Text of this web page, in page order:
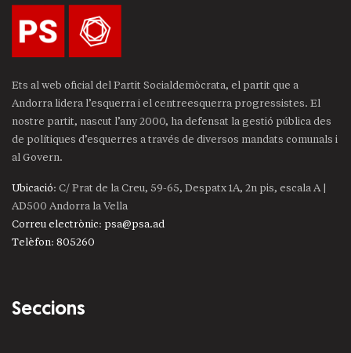
Ets al web oficial del Partit Socialdemòcrata, el partit que a
Andorra lidera l’esquerra i el centreesquerra progressistes. El
nostre partit, nascut l’any 2000, ha defensat la gestió pública des
de polítiques d’esquerres a través de diversos mandats comunals i
al Govern.
Ubicació: C/ Prat de la Creu, 59-65, Despatx 1A, 2n pis, escala A |
AD500 Andorra la Vella
Correu electrònic: psa@psa.ad
Telèfon: 805260
Seccions